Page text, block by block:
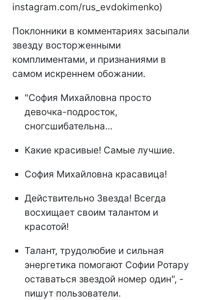
instagram.com/rus_evdokimenko)
Поклонники в комментариях засыпали
звезду восторженными
комплиментами, и признаниями в
самом искреннем обожании.
"София Михайловна просто
девочка-подросток,
сногсшибательна...
Какие красивые! Самые лучшие.
София Михайловна красавица!
Действительно Звезда! Всегда
восхищает своим талантом и
красотой!
Талант, трудолюбие и сильная
энергетика помогают Софии Ротару
оставаться звездой номер один", -
пишут пользователи.